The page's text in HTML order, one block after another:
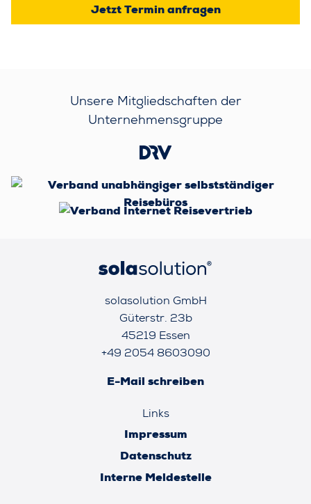
Jetzt Termin anfragen
Unsere Mitgliedschaften der
Unternehmensgruppe
solasolution GmbH
Güterstr. 23b
45219 Essen
+49 2054 8603090
E-Mail schreiben
Links
Impressum
Datenschutz
Interne Meldestelle